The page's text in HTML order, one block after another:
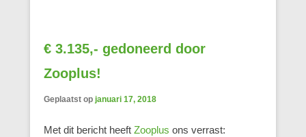
€ 3.135,- gedoneerd door
Zooplus!
Geplaatst op januari 17, 2018
Met dit bericht heeft Zooplus ons verrast: